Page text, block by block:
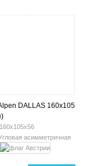
DALLAS 160x105
асимметричная